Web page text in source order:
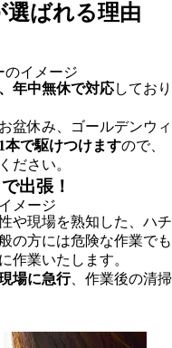
選ばれる理由
年中無休で対応しており
盆休み、ゴールデンウィ
本で駆けつけますので、
ださい。
出張！
や現場を熟知した、ハチ
の方には危険な作業でも
作業いたします。
場に急行、作業後の清掃